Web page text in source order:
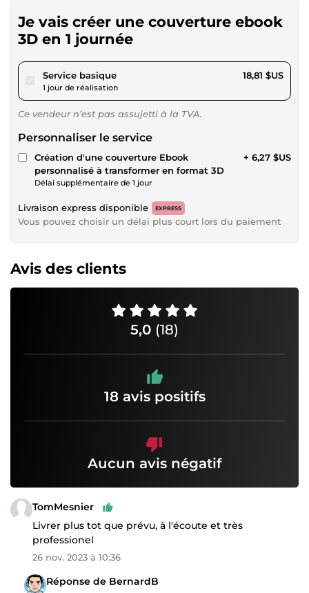
Je vais créer une couverture ebook
3D en 1 journée
Service basiquepour 17,34 $US
1 jour de réalisation
18,81 $US
Ce vendeur n’est pas assujetti à la TVA.
Personnaliser le service
Création d'une couverture Ebook
personnalisé à transformer en format 3D
Délai supplémentaire de 1 jour
+ 6,27 $US
Livraison express disponible EXPRESS
Vous pouvez choisir un délai plus court lors du paiement
Avis des clients
5,0 (18)
18 avis positifs
Aucun avis négatif
TomMesnier
Livrer plus tot que prévu, à l'écoute et très
professionel
26 nov. 2023 à 10:36
Réponse de BernardB